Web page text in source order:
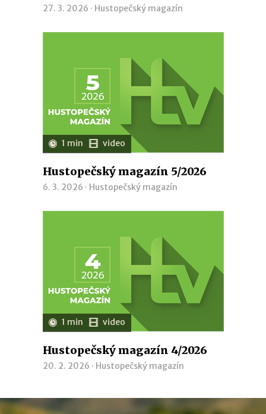
27. 3. 2026 · Hustopečský magazín
1 min video
Hustopečský magazín 5/2026
6. 3. 2026 · Hustopečský magazín
1 min video
Hustopečský magazín 4/2026
20. 2. 2026 · Hustopečský magazín